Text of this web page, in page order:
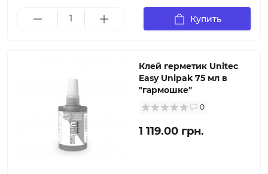
Купить
Клей герметик Unitec
Easy Unipak 75 мл в
"гармошке"
0
1 119.00 грн.